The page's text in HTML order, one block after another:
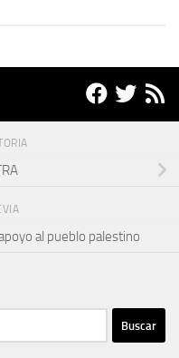
al pueblo palestino